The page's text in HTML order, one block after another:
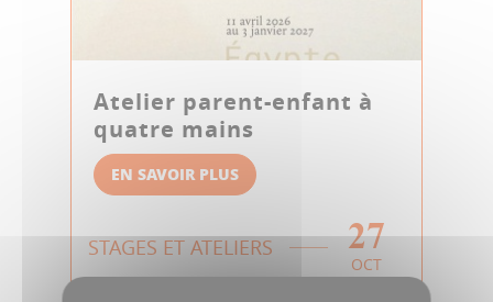
Atelier parent-enfant à
quatre mains
EN SAVOIR PLUS
STAGES ET ATELIERS 27
OCT